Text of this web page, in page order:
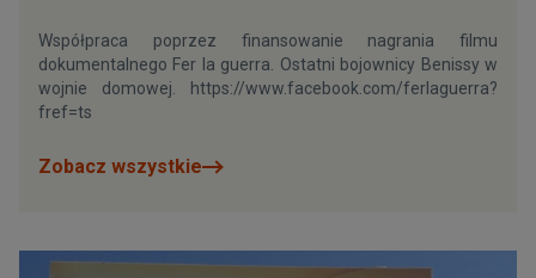
Współpraca poprzez finansowanie nagrania filmu
dokumentalnego Fer la guerra. Ostatni bojownicy Benissy w
wojnie domowej. https://www.facebook.com/ferlaguerra?
fref=ts
Zobacz wszystkie